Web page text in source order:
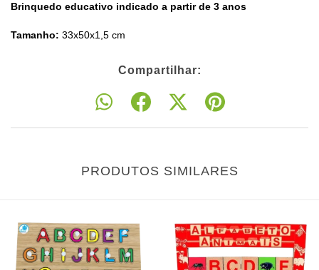
Brinquedo educativo indicado a partir de 3 anos
Tamanho: 33x50x1,5 cm
Compartilhar:
PRODUTOS SIMILARES